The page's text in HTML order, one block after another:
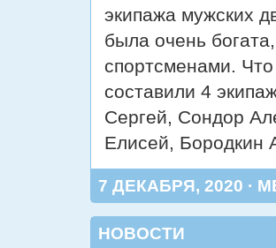
экипажа мужских
была очень
спортсменами.
составили 4
Сергей, Сондор
Елисей, Бородкин
7 ДЕКАБРЯ, 2020 ·
НОВОСТИ